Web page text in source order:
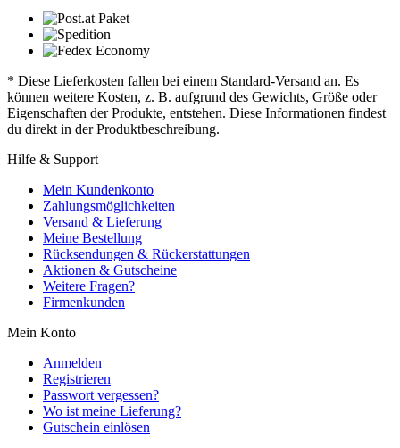
* Diese Lieferkosten fallen bei einem Standard-Versand an. Es
können weitere Kosten, z. B. aufgrund des Gewichts, Größe oder
Eigenschaften der Produkte, entstehen. Diese Informationen findest
du direkt in der Produktbeschreibung.
Hilfe & Support
Mein Kundenkonto
Zahlungsmöglichkeiten
Versand & Lieferung
Meine Bestellung
Rücksendungen & Rückerstattungen
Aktionen & Gutscheine
Weitere Fragen?
Firmenkunden
Mein Konto
Anmelden
Registrieren
Passwort vergessen?
Wo ist meine Lieferung?
Gutschein einlösen